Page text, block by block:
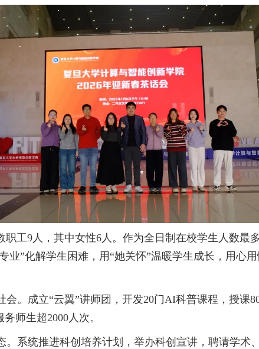
职工9人，其中女性6人。作为全日制在校学生人数最
业”化解学生困难，用“她关怀”温暖学生成长，用心
。成立“云翼”讲师团，开发20门AI科普课程，授课
务师生超2000 人次。
。系统推进科创培养计划，举办科创宣讲，聘请学术